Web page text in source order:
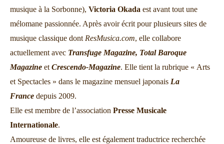
musique à la Sorbonne), Victoria Okada est avant tout une
mélomane passionnée. Après avoir écrit pour plusieurs sites de
musique classique dont ResMusica.com, elle collabore
actuellement avec Transfuge Magazine, Total Baroque
Magazine et Crescendo-Magazine. Elle tient la rubrique « Arts
et Spectacles » dans le magazine mensuel japonais La
France depuis 2009.
Elle est membre de l’association Presse Musicale
Internationale.
Amoureuse de livres, elle est également traductrice recherchée